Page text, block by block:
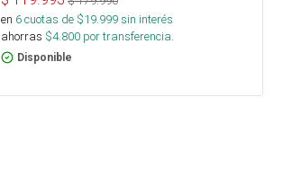
en 6cuotas de $19.999sin interés
ahorras $4.800 por transferencia.
Disponible